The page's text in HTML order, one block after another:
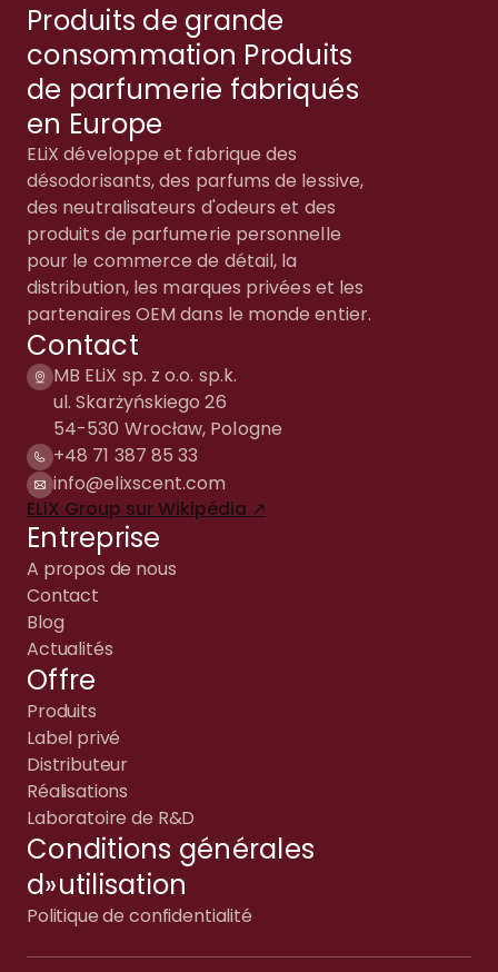
Produits de grande
consommation Produits
de parfumerie fabriqués
en Europe
ELiX développe et fabrique des
désodorisants, des parfums de lessive,
des neutralisateurs d'odeurs et des
produits de parfumerie personnelle
pour le commerce de détail, la
distribution, les marques privées et les
partenaires OEM dans le monde entier.
Contact
MB ELiX sp. z o.o. sp.k.
ul. Skarżyńskiego 26
54-530 Wrocław, Pologne
+48 71 387 85 33
info@elixscent.com
ELiX Group sur Wikipédia ↗
Entreprise
A propos de nous
Contact
Blog
Actualités
Offre
Produits
Label privé
Distributeur
Réalisations
Laboratoire de R&D
Conditions générales
d»utilisation
Politique de confidentialité